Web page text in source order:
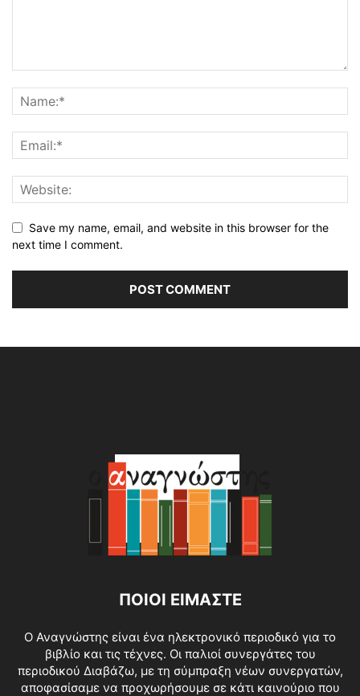
Save my name, email, and website in this browser for the
next time I comment.
ΠΟΙΟΙ ΕΙΜΑΣΤΕ
O Αναγνώστης είναι ένα ηλεκτρονικό περιοδικό για το
βιβλίο και τις τέχνες. Οι παλιοί συνεργάτες του
περιοδικού Διαβάζω, με τη σύμπραξη νέων συνεργατών,
αποφασίσαμε να προχωρήσουμε σε κάτι καινούριο που